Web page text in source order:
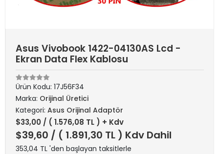
Asus Vivobook 1422-04130AS Lcd -
Ekran Data Flex Kablosu
Ürün Kodu: 17J56F34
Marka: Orijinal Üretici
Kategori: Asus Orijinal Adaptör
$33,00 / ( 1.576,08 TL ) + Kdv
$39,60 / ( 1.891,30 TL ) Kdv Dahil
353,04 TL 'den başlayan taksitlerle